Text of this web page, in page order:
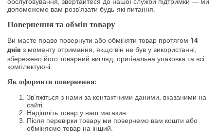
допоможемо вам розв’язати будь-які питання.
Повернення та обмін товару
Ви маєте право повернути або обміняти товар протягом 14
днів з моменту отримання, якщо він не був у використанні,
збережено його товарний вигляд, оригінальна упаковка та всі
комплектуючі.
Як оформити повернення:
Зв’яжіться з нами за контактними даними, вказаними на
сайті.
Надішліть товар у наш магазин.
Після перевірки товару ми повернемо вам кошти або
обміняємо товар на інший.